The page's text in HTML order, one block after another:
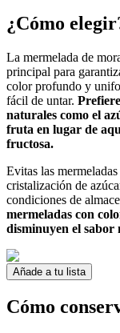
¿Cómo
La mermelada de
principal para
color profundo y
fácil de untar.
naturales como el
fruta en lugar de
fructosa.
Evitas las
cristalización de
condiciones de
mermeladas con
disminuyen el
Añade a tu lista
Cómo